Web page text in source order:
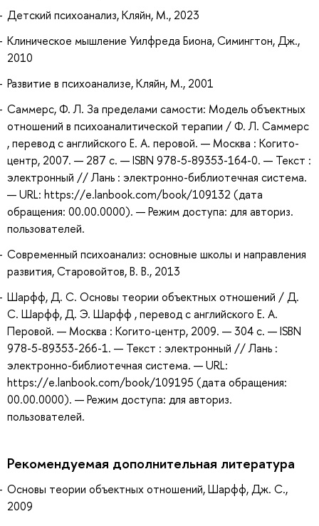
Детский психоанализ, Кляйн, М., 2023
Клиническое мышление Уилфреда Биона, Симингтон, Дж.,
2010
Развитие в психоанализе, Кляйн, М., 2001
Саммерс, Ф. Л. За пределами самости: Модель объектных
отношений в психоаналитической терапии / Ф. Л. Саммерс
, перевод с английского Е. А. перовой. — Москва : Когито-
центр, 2007. — 287 с. — ISBN 978-5-89353-164-0. — Текст :
электронный // Лань : электронно-библиотечная система.
— URL: https://e.lanbook.com/book/109132 (дата
обращения: 00.00.0000). — Режим доступа: для авториз.
пользователей.
Современный психоанализ: основные школы и направления
развития, Старовойтов, В. В., 2013
Шарфф, Д. С. Основы теории объектных отношений / Д.
С. Шарфф, Д. Э. Шарфф , перевод с английского Е. А.
Перовой. — Москва : Когито-центр, 2009. — 304 с. — ISBN
978-5-89353-266-1. — Текст : электронный // Лань :
электронно-библиотечная система. — URL:
https://e.lanbook.com/book/109195 (дата обращения:
00.00.0000). — Режим доступа: для авториз.
пользователей.
Рекомендуемая дополнительная литература
Основы теории объектных отношений, Шарфф, Дж. С.,
2009